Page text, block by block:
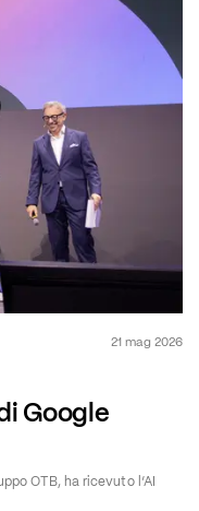
21 mag 2026
Google
OTB, ha ricevuto l’AI